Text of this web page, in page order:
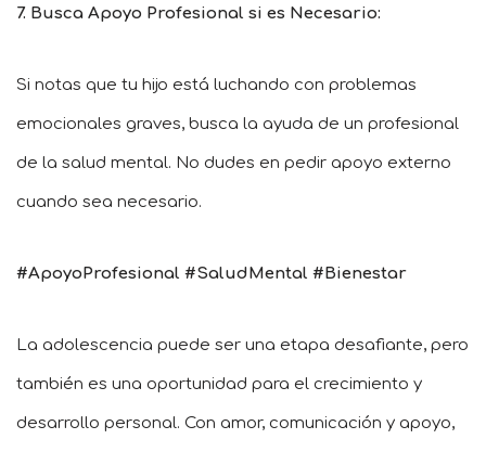
7. Busca Apoyo Profesional si es Necesario:
Si notas que tu hijo está luchando con problemas
emocionales graves, busca la ayuda de un profesional
de la salud mental. No dudes en pedir apoyo externo
cuando sea necesario.
#ApoyoProfesional #SaludMental #Bienestar
La adolescencia puede ser una etapa desafiante, pero
también es una oportunidad para el crecimiento y
desarrollo personal. Con amor, comunicación y apoyo,